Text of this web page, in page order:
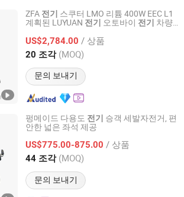
ZFA 전기
스쿠터 LMO 리튬 400W EEC L1
계획된 LUYUAN 전기 오토바이 전기
차량
US$2,784.00 / 상품
20 조각 (MOQ)
문의 보내기
Vehicle Co., Ltd.
이후 2013
펑메이드 다용도 전기
승객 세발자전거, 편
안한 넓은 좌석 제공
US$775.00-875.00 / 상품
44 조각 (MOQ)
문의 보내기
and Export Trade Co., Ltd
이후 2026